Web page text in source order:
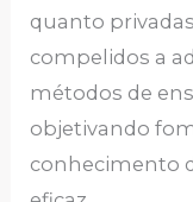
quanto
compelidos a
métodos de
objetivando
conhecimento